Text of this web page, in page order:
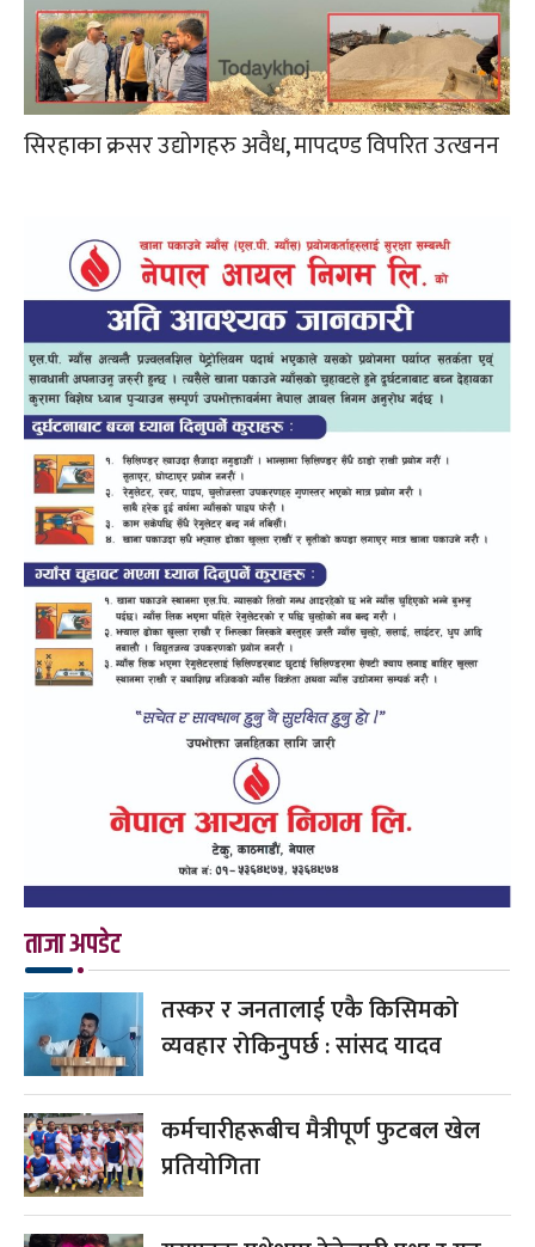
सिरहाका क्रसर उद्योगहरु अवैध, मापदण्ड विपरित उत्खनन
ताजा अपडेट
तस्कर र जनतालाई एकै किसिमको
व्यवहार रोकिनुपर्छ : सांसद यादव
कर्मचारीहरूबीच मैत्रीपूर्ण फुटबल खेल
प्रतियोगिता